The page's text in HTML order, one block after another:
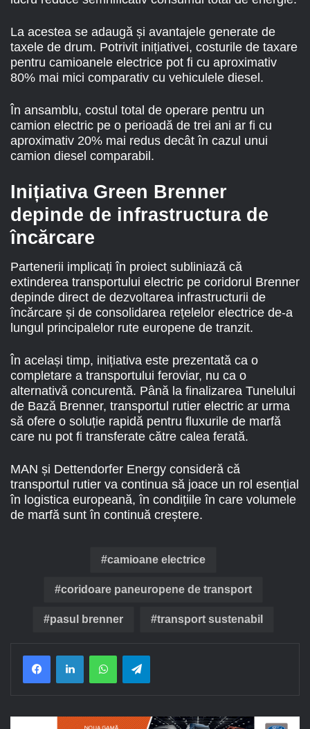
La acestea se adaugă și avantajele generate de
taxele de drum. Potrivit inițiativei, costurile de taxare
pentru camioanele electrice pot fi cu aproximativ
80% mai mici comparativ cu vehiculele diesel.
În ansamblu, costul total de operare pentru un
camion electric pe o perioadă de trei ani ar fi cu
aproximativ 20% mai redus decât în cazul unui
camion diesel comparabil.
Inițiativa Green Brenner
depinde de infrastructura de
încărcare
Partenerii implicați în proiect subliniază că
extinderea transportului electric pe coridorul Brenner
depinde direct de dezvoltarea infrastructurii de
încărcare și de consolidarea rețelelor electrice de-a
lungul principalelor rute europene de tranzit.
În același timp, inițiativa este prezentată ca o
completare a transportului feroviar, nu ca o
alternativă concurentă. Până la finalizarea Tunelului
de Bază Brenner, transportul rutier electric ar urma
să ofere o soluție rapidă pentru fluxurile de marfă
care nu pot fi transferate către calea ferată.
MAN și Dettendorfer Energy consideră că
transportul rutier va continua să joace un rol esențial
în logistica europeană, în condițiile în care volumele
de marfă sunt în continuă creștere.
camioane electrice
coridoare paneuropene de transport
pasul brenner transport sustenabil